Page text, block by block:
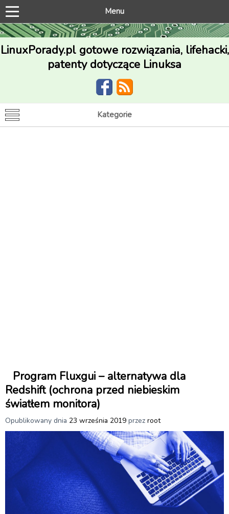
Menu
LinuxPorady.pl gotowe rozwiązania, lifehacki,
patenty dotyczące Linuksa
Kategorie
Program Fluxgui – alternatywa dla
Redshift (ochrona przed niebieskim
światłem monitora)
Opublikowany dnia 23 września 2019 przez root